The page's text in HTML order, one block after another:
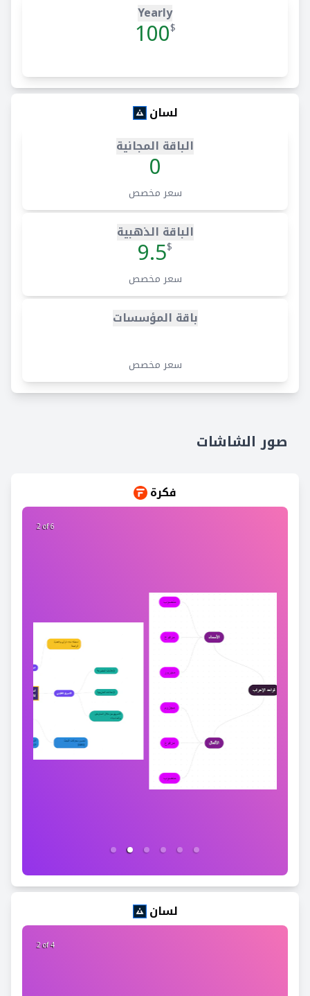
Yearly
$
100
لسان
الباقة المجانية
0
سعر مخصص
الباقة الذهبية
$
9.5
سعر مخصص
باقة المؤسسات
سعر مخصص
صور الشاشات
فكرة
2 of 6
لسان
2 of 4